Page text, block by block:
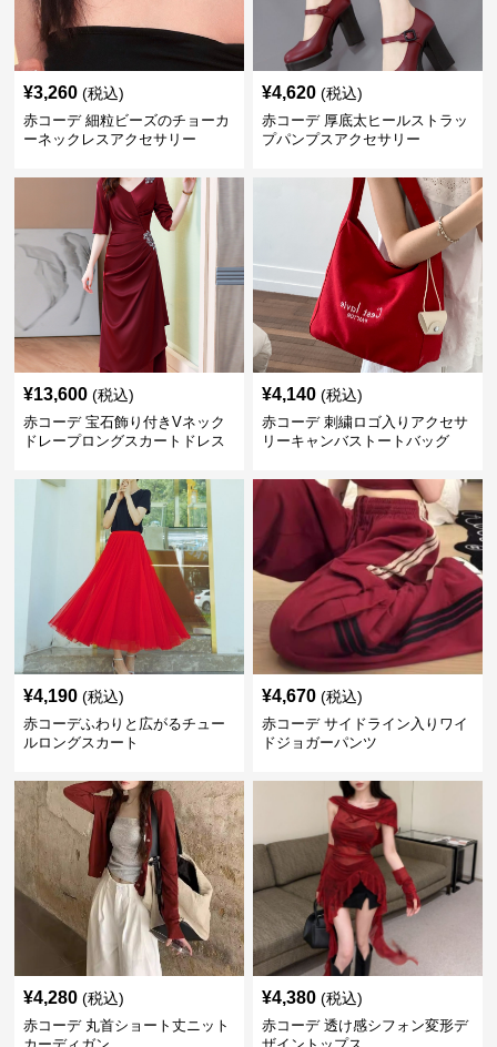
¥3,260 (税込)
赤コーデ 細粒ビーズのチョーカ
ーネックレスアクセサリー
¥4,620 (税込)
赤コーデ 厚底太ヒールストラッ
プパンプスアクセサリー
¥13,600 (税込)
赤コーデ 宝石飾り付きVネック
ドレープロングスカートドレス
¥4,140 (税込)
赤コーデ 刺繍ロゴ入りアクセサ
リーキャンバストートバッグ
¥4,190 (税込)
赤コーデふわりと広がるチュー
ルロングスカート
¥4,670 (税込)
赤コーデ サイドライン入りワイ
ドジョガーパンツ
¥4,280 (税込)
赤コーデ 丸首ショート丈ニット
¥4,380 (税込)
赤コーデ 透け感シフォン変形デ